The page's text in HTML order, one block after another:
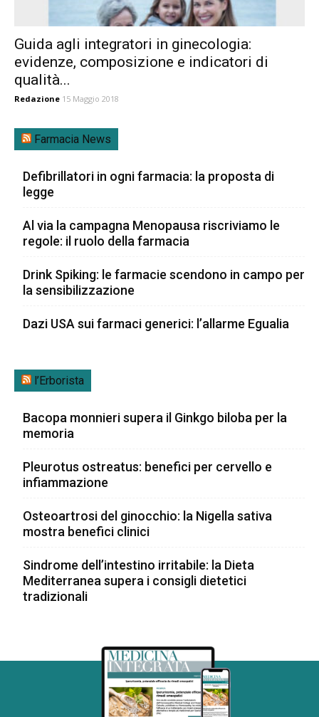
Guida agli integratori in ginecologia:
evidenze, composizione e indicatori di
qualità...
Redazione 15 Maggio 2018
Farmacia News
Defibrillatori in ogni farmacia: la proposta di
legge
Al via la campagna Menopausa riscriviamo le
regole: il ruolo della farmacia
Drink Spiking: le farmacie scendono in campo per
la sensibilizzazione
Dazi USA sui farmaci generici: l’allarme Egualia
l’Erborista
Bacopa monnieri supera il Ginkgo biloba per la
memoria
Pleurotus ostreatus: benefici per cervello e
infiammazione
Osteoartrosi del ginocchio: la Nigella sativa
mostra benefici clinici
Sindrome dell’intestino irritabile: la Dieta
Mediterranea supera i consigli dietetici
tradizionali